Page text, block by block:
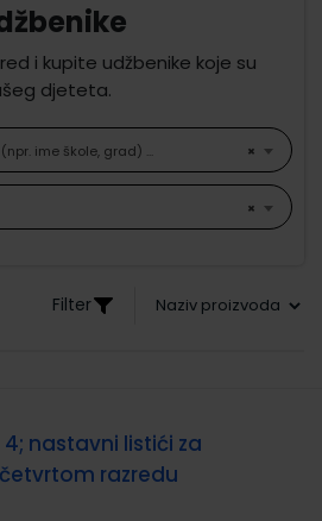
i kupite udžbenike koje su
djeteta.
×
ime škole, grad) ...
×
Filter
4; nastavni listići za
razredu